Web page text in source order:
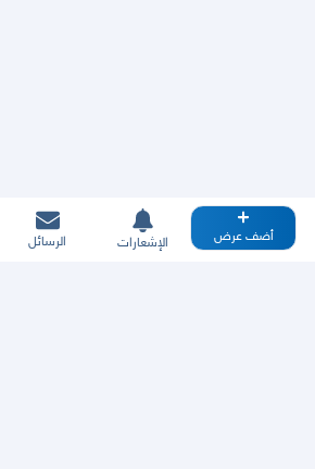
أضف عرض الإشعارات الرسائل